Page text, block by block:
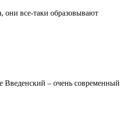
они все-таки образовывают
Введенский – очень современный